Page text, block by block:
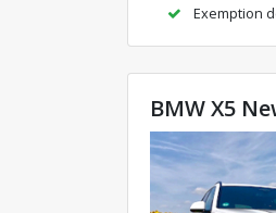
Exemption
BMW X5